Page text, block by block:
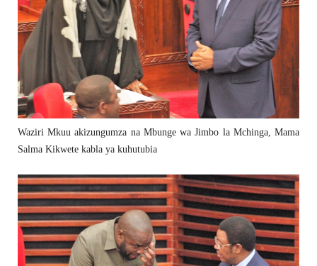
Waziri Mkuu akizungumza na Mbunge wa Jimbo la Mchinga, Mama
Salma Kikwete kabla ya kuhutubia